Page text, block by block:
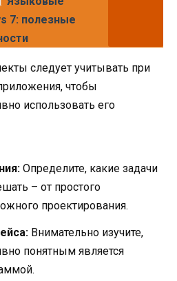
7: полезные
следует учитывать при
чтобы
использовать его
Определите, какие задачи
– от простого
проектирования.
Внимательно изучите,
понятным является